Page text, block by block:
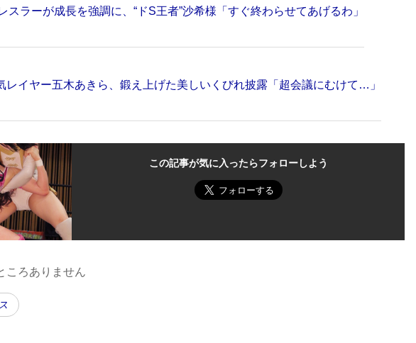
スラーが成長を強調に、“ドS王者”沙希様「すぐ終わらせてあげるわ」
レイヤー五木あきら、鍛え上げた美しいくびれ披露「超会議にむけて…」
この記事が気に入ったらフォローしよう
ころありません